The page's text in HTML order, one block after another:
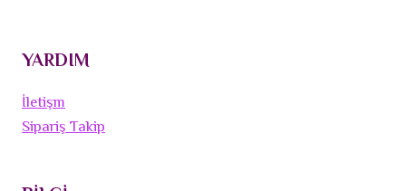
YARDIM
İletişm
Sipariş Takip